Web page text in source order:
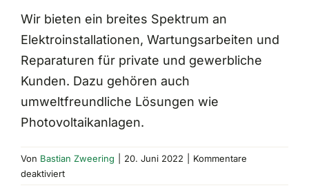
Wir bieten ein breites Spektrum an
Elektroinstallationen, Wartungsarbeiten und
Reparaturen für private und gewerbliche
Kunden. Dazu gehören auch
umweltfreundliche Lösungen wie
Photovoltaikanlagen.
Von Bastian Zweering 20. Juni 2022
Kommentare
deaktiviertfür